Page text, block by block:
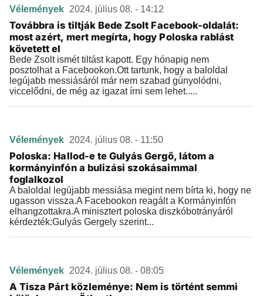
Vélemények 2024. július 08. - 14:12
Továbbra is tiltják Bede Zsolt Facebook-oldalát:
most azért, mert megírta, hogy Poloska rablást
követett el
Bede Zsolt ismét tiltást kapott. Egy hónapig nem
posztolhat a Facebookon.Ott tartunk, hogy a baloldal
legújabb messiásáról már nem szabad gúnyolódni,
viccelődni, de még az igazat írni sem lehet.....
Vélemények 2024. július 08. - 11:50
Poloska: Hallod-e te Gulyás Gergő, látom a
kormányinfón a bulizási szokásaimmal
foglalkozol
A baloldal legújabb messiása megint nem bírta ki, hogy ne
ugasson vissza.A Facebookon reagált a Kormányinfón
elhangzottakra.A minisztert poloska diszkóbotrányáról
kérdezték:Gulyás Gergely szerint...
Vélemények 2024. július 08. - 08:05
A Tisza Párt közleménye: Nem is történt semmi